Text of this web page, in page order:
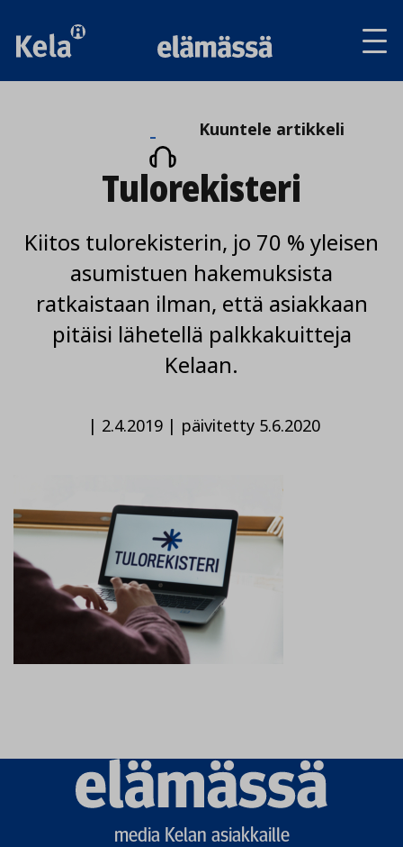
Kuuntele
artikkeli
Kuuntele artikkeli
Tulorekisteri
Kiitos tulorekisterin, jo 70 % yleisen
asumistuen hakemuksista
ratkaistaan ilman, että asiakkaan
pitäisi lähetellä palkkakuitteja
Kelaan.
| 2.4.2019| päivitetty 5.6.2020
Elämässä
logo
media Kelan asiakkaille